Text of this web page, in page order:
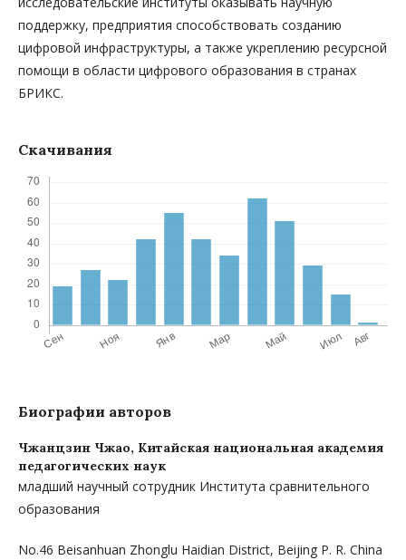
поддержку, предприятия способствовать созданию
цифровой инфраструктуры, а также укреплению ресурсной
помощи в области цифрового образования в странах
БРИКС.
Скачивания
Биографии авторов
Чжанцзин Чжао, Китайская национальная академия
педагогических наук
младший научный сотрудник Института сравнительного
образования
No.46 Beisanhuan Zhonglu Haidian District, Beijing P. R. China